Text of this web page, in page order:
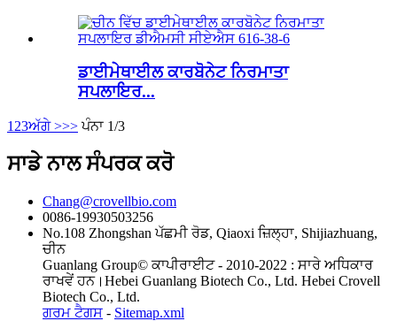
ਡਾਈਮੇਥਾਈਲ ਕਾਰਬੋਨੇਟ ਨਿਰਮਾਤਾ
ਸਪਲਾਇਰ...
1 23ਅੱਗੇ >>> ਪੰਨਾ 1/3
ਸਾਡੇ ਨਾਲ ਸੰਪਰਕ ਕਰੋ
Chang@crovellbio.com
0086-19930503256
No.108 Zhongshan ਪੱਛਮੀ ਰੋਡ, Qiaoxi ਜ਼ਿਲ੍ਹਾ, Shijiazhuang,
ਚੀਨ
Guanlang Group© ਕਾਪੀਰਾਈਟ - 2010-2022 : ਸਾਰੇ ਅਧਿਕਾਰ
ਰਾਖਵੇਂ ਹਨ।Hebei Guanlang Biotech Co., Ltd. Hebei Crovell
Biotech Co., Ltd.
ਗਰਮ ਟੈਗਸ - Sitemap.xml